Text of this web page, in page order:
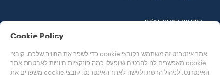
בחרו את המדינה שלכם
Accessibility Statement Cookie הגדרות מדיניות Cookie
Cookie Policy
אתר אינטרנט זה משתמש בקובצי cookie כדי לשפר את החוויה שלכם. קובצי
cookie מאפשרים לנו להבטיח שיופעלו כמה פונקציות חיוניות לאבטחת אתר
האינטרנט, לניהול הרשת ולגישה לאתר האינטרנט. קובצי cookie משפרים את